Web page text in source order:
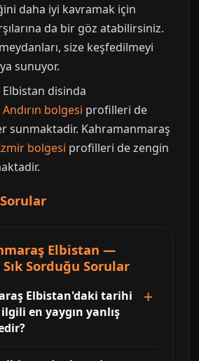
daha iyi kavramak için
da bir göz atabilirsiniz.
size keşfedilmeyi
sunuyor.
disinda
bolgesi profilleri de
sunmaktadir. Kahramanmaraş
bolgesi profilleri de zengin
Elbistan —
Sorduğu Sorular
Elbistan'daki tarihi
en yaygın yanlış